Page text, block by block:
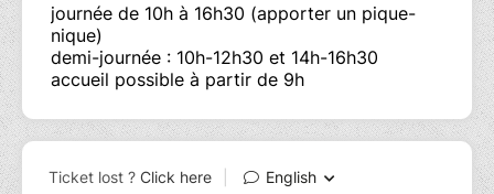
journée de 10h à 16h30 (apporter un pique-
nique)
demi-journée : 10h-12h30 et 14h-16h30
accueil possible à partir de 9h